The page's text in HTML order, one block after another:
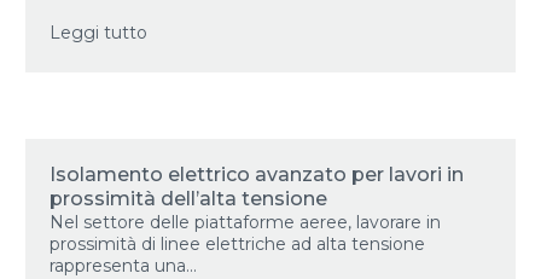
Leggi tutto
Isolamento elettrico avanzato per lavori in
prossimità dell’alta tensione
Nel settore delle piattaforme aeree, lavorare in
prossimità di linee elettriche ad alta tensione
rappresenta una...